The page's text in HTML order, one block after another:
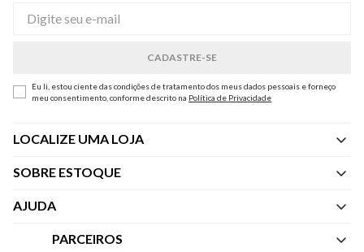
Eu li, estou ciente das condições de tratamento dos meus dados pessoais e forneço
meu consentimento, conforme descrito na Política de Privacidade
LOCALIZE UMA LOJA
SOBRE ESTOQUE
Quem Somos
AJUDA
Central de Atendimento
PARCEIROS